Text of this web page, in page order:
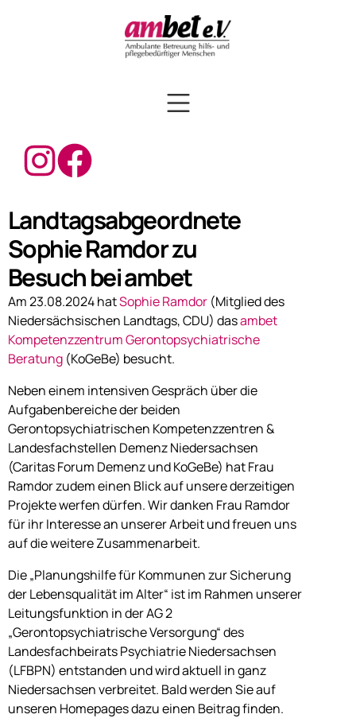
Landtagsabgeordnete
Sophie Ramdor zu
Besuch bei ambet
Am 23.08.2024 hatSophie Ramdor (Mitglied des
Niedersächsischen Landtags, CDU) dasambet
Kompetenzzentrum Gerontopsychiatrische
Beratung (KoGeBe) besucht.
Neben einem intensiven Gespräch über die
Aufgabenbereiche der beiden
Gerontopsychiatrischen Kompetenzzentren &
Landesfachstellen Demenz Niedersachsen
(Caritas Forum Demenz und KoGeBe) hat Frau
Ramdor zudem einen Blick auf unsere derzeitigen
Projekte werfen dürfen. Wir danken Frau Ramdor
für ihr Interesse an unserer Arbeit und freuen uns
auf die weitere Zusammenarbeit.
Die „Planungshilfe für Kommunen zur Sicherung
der Lebensqualität im Alter“ ist im Rahmen unserer
Leitungsfunktion in der AG 2
„Gerontopsychiatrische Versorgung“ des
Landesfachbeirats Psychiatrie Niedersachsen
(LFBPN) entstanden und wird aktuell in ganz
Niedersachsen verbreitet. Bald werden Sie auf
unseren Homepages dazu einen Beitrag finden.